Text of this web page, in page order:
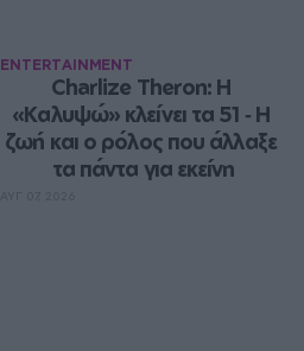
ENTERTAINMENT
Charlize Theron: Η
«Καλυψώ» κλείνει τα 51 ‑ H
ζωή και ο ρόλος που άλλαξε
τα πάντα για εκείνη